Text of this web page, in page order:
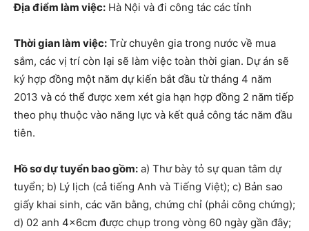
Địa điểm làm việc: Hà Nội và đi công tác các tỉnh
Thời gian làm việc: Trừ chuyên gia trong nước về mua
sắm, các vị trí còn lại sẽ làm việc toàn thời gian. Dự án sẽ
ký hợp đồng một năm dự kiến bắt đầu từ tháng 4 năm
2013 và có thể được xem xét gia hạn hợp đồng 2 năm tiếp
theo phụ thuộc vào năng lực và kết quả công tác năm đầu
tiên.
Hồ sơ dự tuyển bao gồm: a) Thư bày tỏ sự quan tâm dự
tuyển; b) Lý lịch (cả tiếng Anh và Tiếng Việt); c) Bản sao
giấy khai sinh, các văn bằng, chứng chỉ (phải công chứng);
d) 02 anh 4x6cm được chụp trong vòng 60 ngày gần đây;